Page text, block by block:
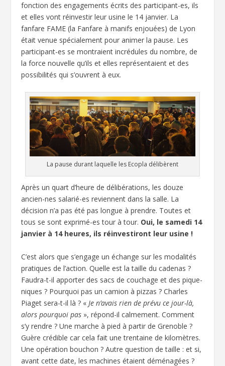
fonction des engagements écrits des participant-es, ils
et elles vont réinvestir leur usine le 14 janvier. La
fanfare FAME (la Fanfare à manifs enjouées) de Lyon
était venue spécialement pour animer la pause. Les
participant-es se montraient incrédules du nombre, de
la force nouvelle qu’ils et elles représentaient et des
possibilités qui s’ouvrent à eux.
La pause durant laquelle les Ecopla délibèrent
Après un quart d’heure de délibérations, les douze
ancien-nes salarié-es reviennent dans la salle. La
décision n’a pas été pas longue à prendre. Toutes et
tous se sont exprimé-es tour à tour. Oui, le samedi 14
janvier à 14 heures, ils réinvestiront leur usine !
C’est alors que s’engage un échange sur les modalités
pratiques de l’action. Quelle est la taille du cadenas ?
Faudra-t-il apporter des sacs de couchage et des pique-
niques ? Pourquoi pas un camion à pizzas ? Charles
Piaget sera-t-il là ? « Je n’avais rien de prévu ce jour-là,
alors pourquoi pas », répond-il calmement. Comment
s’y rendre ? Une marche à pied à partir de Grenoble ?
Guère crédible car cela fait une trentaine de kilomètres.
Une opération bouchon ? Autre question de taille : et si,
avant cette date, les machines étaient déménagées ?